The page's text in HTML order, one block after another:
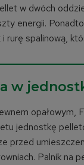
w dwóch
energii.
spalinową,
w
jednostkę
przed
Palnik